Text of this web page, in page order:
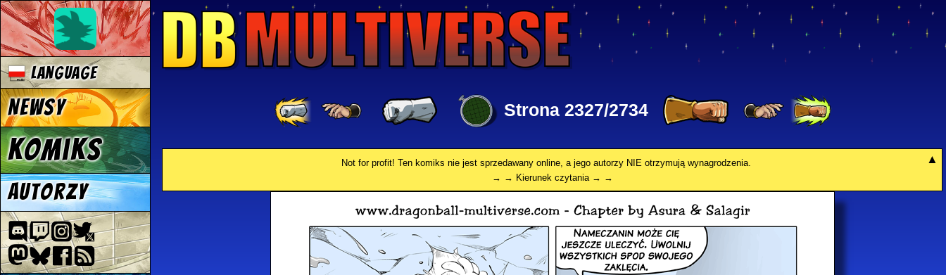
Strona 2327/2734
Not for profit! Ten komiks nie jest sprzedawany online, a jego autorzy NIE otrzymują wynagrodzenia.
→ → Kierunek czytania → →
Language
Newsy
Komiks
Autorzy